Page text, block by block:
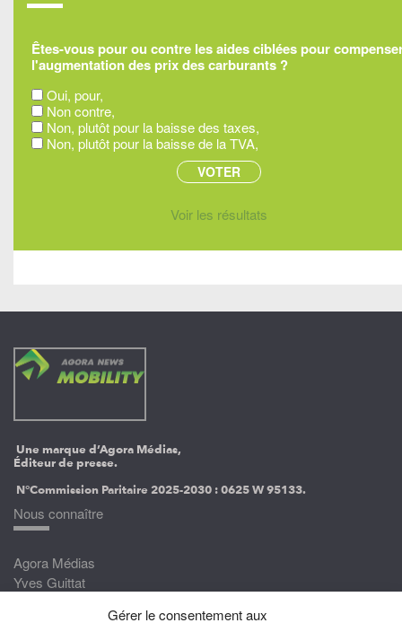
Gérer le consentement aux
Êtes-vous pour ou contre les aides ciblées pour
l'augmentation des prix des carburants ?
Oui, pour,
Non contre,
Non, plutôt pour la baisse des taxes,
Non, plutôt pour la baisse de la TVA,
Voir les résultats
Une marque d’Agora Médias,
Éditeur de presse.
N°Commission Paritaire 2025-2030 :0625 W 95133.
Nous connaître
Agora Médias
Yves Guittat